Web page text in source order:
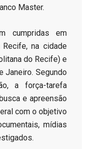
Master.
cumpridas em
na cidade
do Recife) e
Janeiro. Segundo
a força-tarefa
e apreensão
com o objetivo
mídias